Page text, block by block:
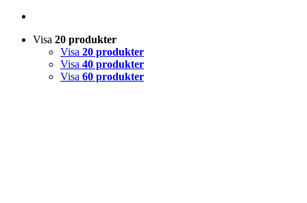
Visa 20 produkter
Visa 20 produkter
Visa 40 produkter
Visa 60 produkter